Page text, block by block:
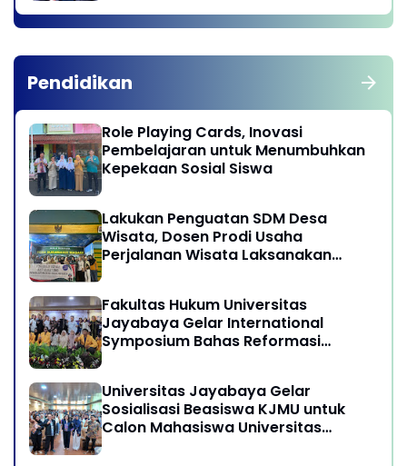
Pendidikan
Role Playing Cards, Inovasi
Pembelajaran untuk Menumbuhkan
Kepekaan Sosial Siswa
Lakukan Penguatan SDM Desa
Wisata, Dosen Prodi Usaha
Perjalanan Wisata Laksanakan
Sukamandi Masagi - Kabupaten
Subang, Jawa Barat
Fakultas Hukum Universitas
Jayabaya Gelar International
Symposium Bahas Reformasi
Universitas Jayabaya Gelar
Sosialisasi Beasiswa KJMU untuk
Calon Mahasiswa Universitas